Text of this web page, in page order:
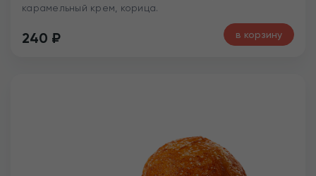
карамельный крем, корица.
240 ₽ в корзину